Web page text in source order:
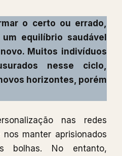
o certo ou errado,
equilíbrio saudável
Muitos indivíduos
nesse ciclo,
horizontes, porém
nas redes
manter aprisionados
bolhas. No entanto,